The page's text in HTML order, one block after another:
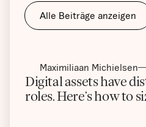
Alle Beiträge anzeigen
Maximiliaan Michielsen
Digital assets have
roles. Here’s how to